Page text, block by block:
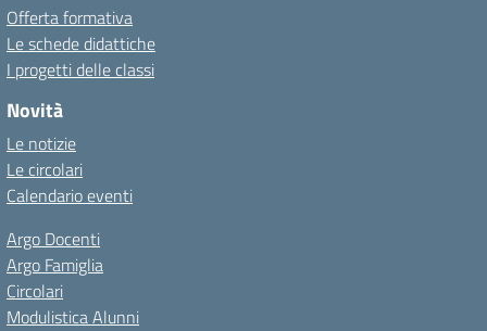
Offerta formativa
Le schede didattiche
I progetti delle classi
Novità
Le notizie
Le circolari
Calendario eventi
Argo Docenti
Argo Famiglia
Circolari
Modulistica Alunni